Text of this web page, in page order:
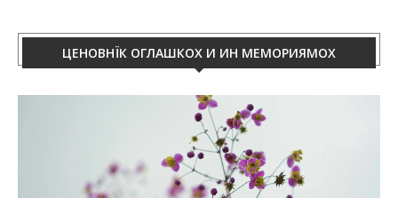
ЦЕНОВНЇК ОГЛАШКОХ И ИН МЕМОРИЯМОХ